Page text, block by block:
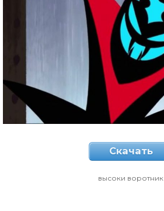
Скачать
высоки воротник